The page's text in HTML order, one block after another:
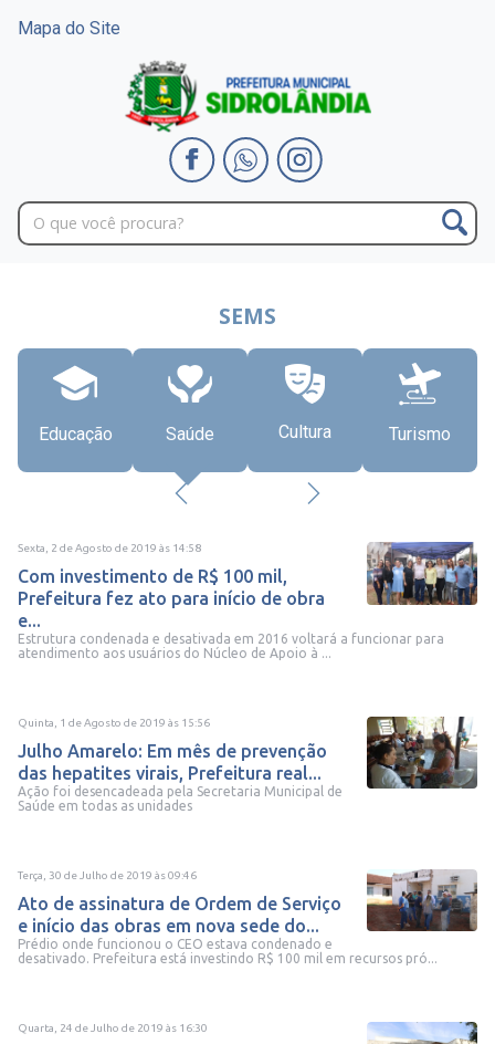
Mapa do Site
SEMS
Educação Saúde Cultura Turismo
Sexta, 2 de Agosto de 2019 às 14:58
Com investimento de R$ 100 mil,
Prefeitura fez ato para início de obra
e...
Estrutura condenada e desativada em 2016 voltará a funcionar para
atendimento aos usuários do Núcleo de Apoio à ...
Quinta, 1 de Agosto de 2019 às 15:56
Julho Amarelo: Em mês de prevenção
das hepatites virais, Prefeitura real...
Ação foi desencadeada pela Secretaria Municipal de
Saúde em todas as unidades
Terça, 30 de Julho de 2019 às09:46
Ato de assinatura de Ordem de Serviço
e início das obras em nova sede do...
Prédio onde funcionou o CEO estava condenado e
desativado. Prefeitura está investindo R$ 100 mil em recursos pró...
Quarta, 24 de Julho de 2019 às 16:30